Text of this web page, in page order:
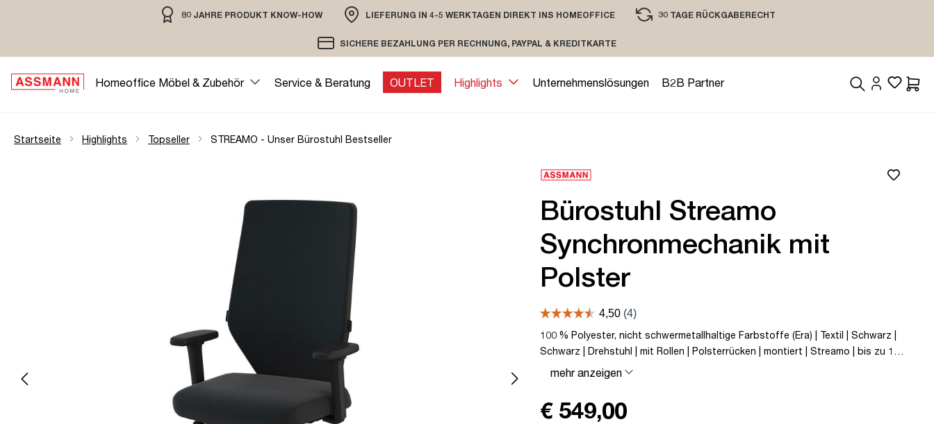
Zur Hauptnavigation springen80 JAHRE PRODUKT KNOW-HOW
80 JAHRE MÖBELBAU MIT TRADITION
LIEFERUNG IN 4-5 WERKTAGEN DIREKT INS HOMEOFFICE
VERSAND PER DHL ODER SPEDITION
30 TAGE RÜCKGABERECHT
SICHERE BEZAHLUNG PER RECHNUNG, PAYPAL & KREDITKARTE
VERSCHLÜSSELTE ÜBERTRAGUNG
Homeoffice Möbel & Zubehör Service & Beratung OUTLET Highlights Unternehmenslösungen
B2B Partner
Startseite Highlights Topseller STREAMO - Unser Bürostuhl Bestseller
Bürostuhl Streamo
Synchronmechanik mit
Polster
100 % Polyester, nicht schwermetallhaltige Farbstoffe (Era) | Textil | Schwarz |
Schwarz | Drehstuhl | mit Rollen | Polsterrücken | montiert | Streamo | bis zu 120
kg | TÜV© geprüfte Sicherheit | TÜV© geprüfte Ergonomie | Quality Office© |
TÜV© Emissions geprüft | Höhenverstellbar | Verstellbare Armlehnen | Belastbar
mehr anzeigen
€ 549,00